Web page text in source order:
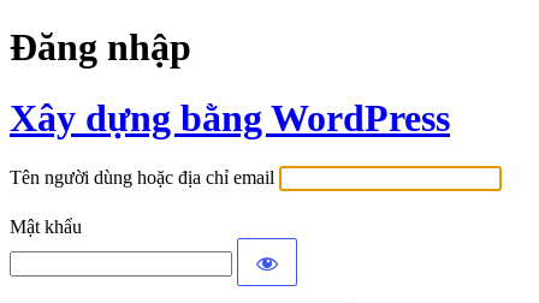
Đăng nhập
Xây dựng bằng WordPress
Tên người dùng hoặc địa chỉ email
Mật khẩu